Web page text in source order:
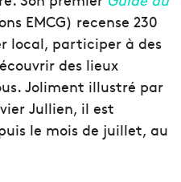
EMCG) recense 230
local, participer à des
des lieux
Joliment illustré par
Jullien, il est
le mois de juillet, au